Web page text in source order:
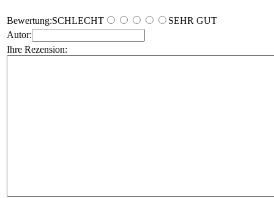
Bewertung:SCHLECHT
SEHR GUT
Autor:
Ihre Rezension: